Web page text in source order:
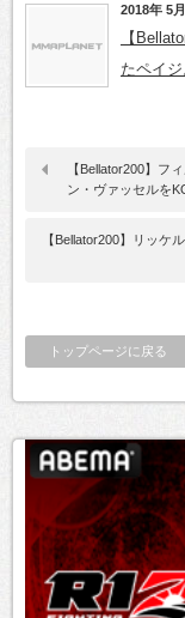
2018年 5
【
たペイ
【Bellator200】フ
ン・ヴァッセルを
【Bellator200】リッケ
トップページに戻る